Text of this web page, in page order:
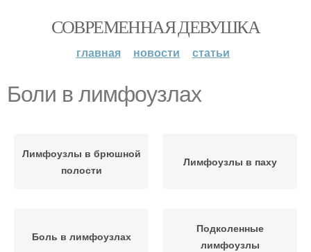
СОВРЕМЕННАЯ ДЕВУШКА
главная новости статьи
Боли в лимфоузлах
Лимфоузлы в брюшной
полости
Лимфоузлы в паху
Боль в лимфоузлах
Подколенные
лимфоузлы